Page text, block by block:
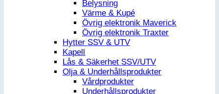
Belysning
Värme & Kupé
Övrig elektronik Maverick
Övrig elektronik Traxter
Hytter SSV & UTV
Kapell
Lås & Säkerhet SSV/UTV
Olja & Underhållsprodukter
Vårdprodukter
Underhållsprodukter